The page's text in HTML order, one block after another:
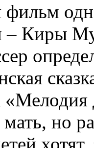
фильм
– Киры
но